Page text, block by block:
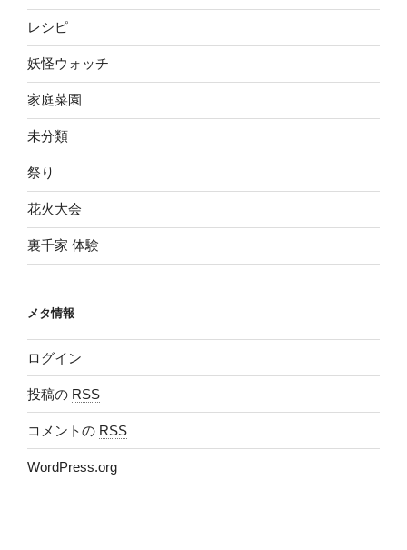
レシピ
妖怪ウォッチ
家庭菜園
未分類
祭り
花火大会
裏千家 体験
メタ情報
ログイン
投稿の RSS
コメントの RSS
WordPress.org